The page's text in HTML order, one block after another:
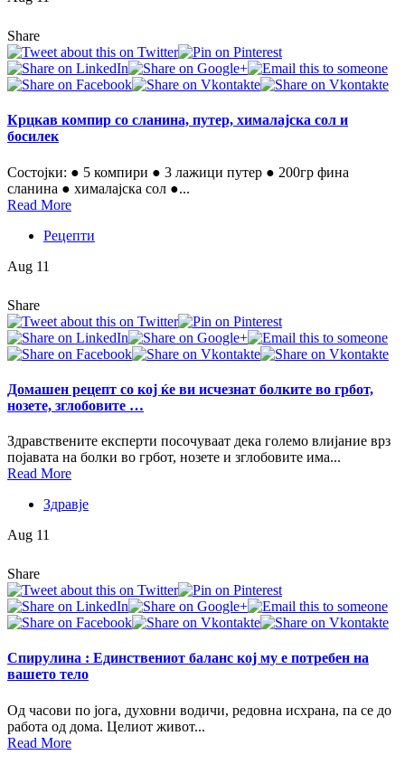
Share
Крцкав компир со сланина, путер, хималајска сол и
босилек
Состојки: ● 5 компири ● 3 лажици путер ● 200гр фина
сланина ● хималајска сол ●...
Read More
Рецепти
Aug 11
Share
Домашен рецепт со кој ќе ви исчезнат болките во грбот,
нозете, зглобовите …
Здравствените експерти посочуваат дека големо влијание врз
појавата на болки во грбот, нозете и зглобовите има...
Read More
Здравје
Aug 11
Share
Спирулина : Единствениот баланс кој му е потребен на
вашето тело
Од часови по јога, духовни водичи, редовна исхрана, па се до
работа од дома. Целиот живот...
Read More